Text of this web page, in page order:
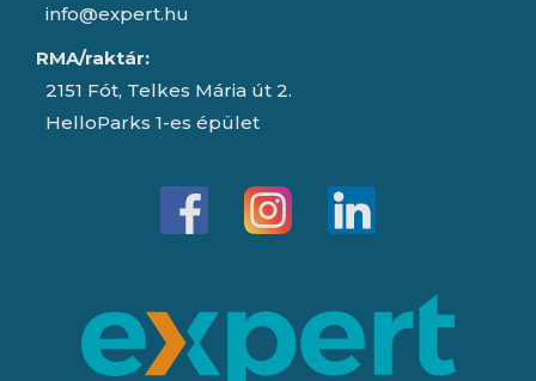
info@expert.hu
RMA/raktár:
2151 Fót, Telkes Mária út 2.
HelloParks 1-es épület